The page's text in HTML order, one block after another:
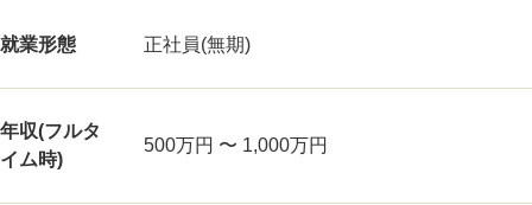
就業形態 正社員(無期)
年収(フルタ
イム時)
500万円 〜 1,000万円